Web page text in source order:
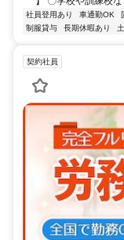
社員登用あり 車通勤OK
制服貸与
長期休暇あり
契約社員